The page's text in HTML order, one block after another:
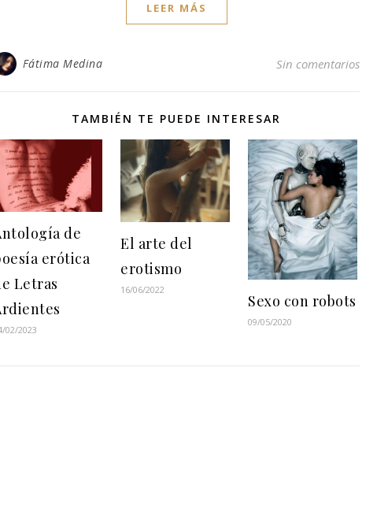
LEER MÁS
Fátima Medina Sin comentarios
TAMBIÉN TE PUEDE INTERESAR
de
erótica
Letras
02/2023
El arte del
erotismo
16/06/2022
Sexo con robots
09/05/2020